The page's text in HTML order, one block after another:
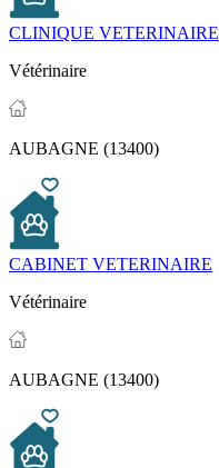
CLINIQUE VETERINAIRE
Vétérinaire
AUBAGNE (13400)
CABINET VETERINAIRE
Vétérinaire
AUBAGNE (13400)